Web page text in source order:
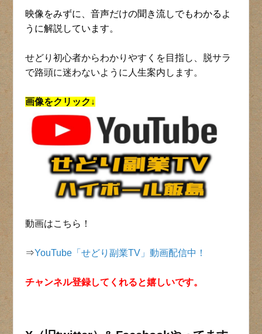
映像をみずに、音声だけの聞き流しでもわかるよ
うに解説しています。
せどり初心者からわかりやすくを目指し、脱サラ
で路頭に迷わないように人生案内します。
画像をクリック↓
動画はこちら！
⇒YouTube「せどり副業TV」動画配信中！
チャンネル登録してくれると嬉しいです。